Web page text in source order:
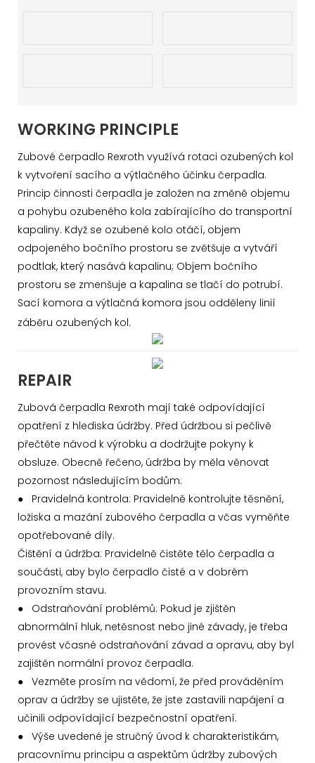
WORKING PRINCIPLE
Zubové čerpadlo Rexroth využívá rotaci ozubených kol
k vytvoření sacího a výtlačného účinku čerpadla.
Princip činnosti čerpadla je založen na změně objemu
a pohybu ozubeného kola zabírajícího do transportní
kapaliny. Když se ozubené kolo otáčí, objem
odpojeného bočního prostoru se zvětšuje a vytváří
podtlak, který nasává kapalinu; Objem bočního
prostoru se zmenšuje a kapalina se tlačí do potrubí.
Sací komora a výtlačná komora jsou odděleny linií
záběru ozubených kol.
REPAIR
Zubová čerpadla Rexroth mají také odpovídající
opatření z hlediska údržby. Před údržbou si pečlivě
přečtěte návod k výrobku a dodržujte pokyny k
obsluze. Obecně řečeno, údržba by měla věnovat
pozornost následujícím bodům:
● Pravidelná kontrola: Pravidelně kontrolujte těsnění,
ložiska a mazání zubového čerpadla a včas vyměňte
opotřebované díly.
Čištění a údržba: Pravidelně čistěte tělo čerpadla a
součásti, aby bylo čerpadlo čisté a v dobrém
provozním stavu.
●
Odstraňování problémů: Pokud je zjištěn
abnormální hluk, netěsnost nebo jiné závady, je třeba
provést včasné odstraňování závad a opravu, aby byl
zajištěn normální provoz čerpadla.
● Vezměte prosím na vědomí, že před prováděním
oprav a údržby se ujistěte, že jste zastavili napájení a
učinili odpovídající bezpečnostní opatření.
● Výše uvedené je stručný úvod k charakteristikám,
pracovnímu principu a aspektům údržby zubových